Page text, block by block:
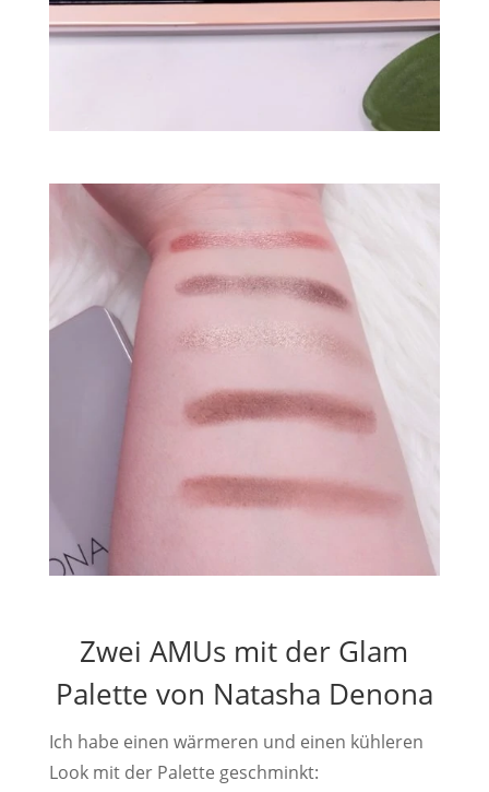
Zwei AMUs mit der Glam
Palette von Natasha Denona
Ich habe einen wärmeren und einen kühleren
Look mit der Palette geschminkt: